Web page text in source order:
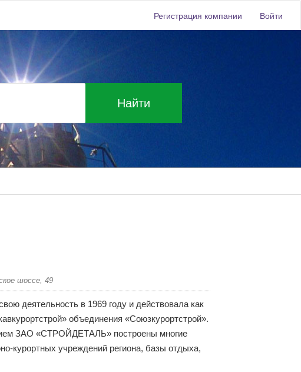
Регистрация компании Войти
Найти
шоссе, 49
деятельность в 1969 году и действовала как
объединения «Союзкурортстрой».
ЗАО «СТРОЙДЕТАЛЬ» построены многие
курортных учреждений региона, базы отдыха,